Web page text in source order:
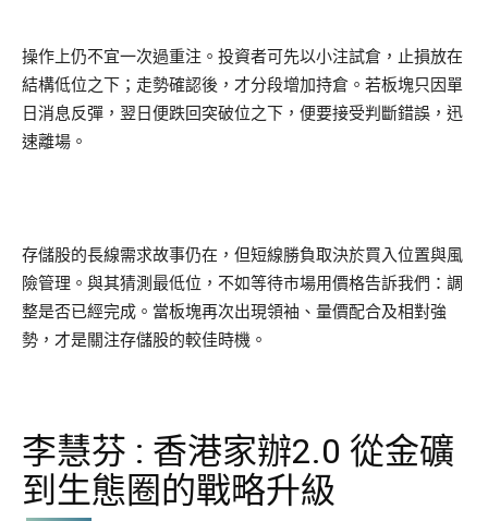
操作上仍不宜一次過重注。投資者可先以小注試倉，止損放在
結構低位之下；走勢確認後，才分段增加持倉。若板塊只因單
日消息反彈，翌日便跌回突破位之下，便要接受判斷錯誤，迅
速離場。
存儲股的長線需求故事仍在，但短線勝負取決於買入位置與風
險管理。與其猜測最低位，不如等待市場用價格告訴我們：調
整是否已經完成。當板塊再次出現領袖、量價配合及相對強
勢，才是關注存儲股的較佳時機。
李慧芬 : 香港家辦2.0 從金礦
到生態圈的戰略升級